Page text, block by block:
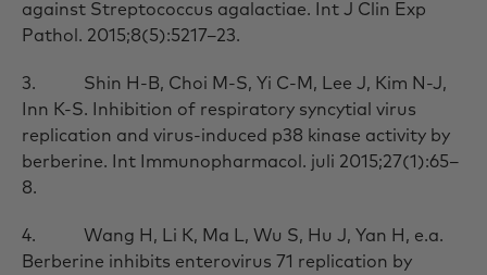
against Streptococcus agalactiae. Int J Clin Exp
Pathol. 2015;8(5):5217–23.
3. Shin H-B, Choi M-S, Yi C-M, Lee J, Kim N-J,
Inn K-S. Inhibition of respiratory syncytial virus
replication and virus-induced p38 kinase activity by
berberine. Int Immunopharmacol. juli 2015;27(1):65–
8.
4. Wang H, Li K, Ma L, Wu S, Hu J, Yan H, e.a.
Berberine inhibits enterovirus 71 replication by